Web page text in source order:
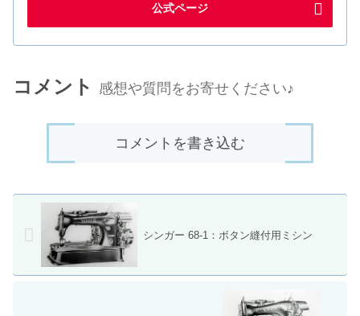
公式ページ
コメント 感想や質問をお寄せください♪
コメントを書き込む
シンガー 68-1：ボタン縫付用ミシン